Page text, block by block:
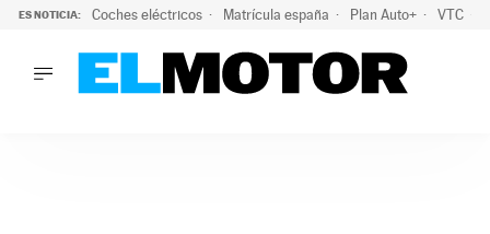
ES NOTICIA: Coches eléctricos Matrícula españa Plan Auto+ VTC